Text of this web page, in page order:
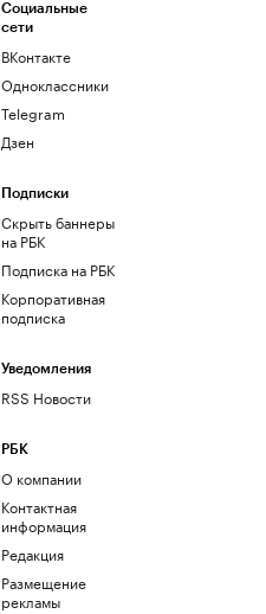
Социальные
сети
ВКонтакте
Одноклассники
Telegram
Дзен
Подписки
Скрыть баннеры
на РБК
Подписка на РБК
Корпоративная
подписка
Уведомления
RSS Новости
РБК
О компании
Контактная
информация
Редакция
Размещение
рекламы